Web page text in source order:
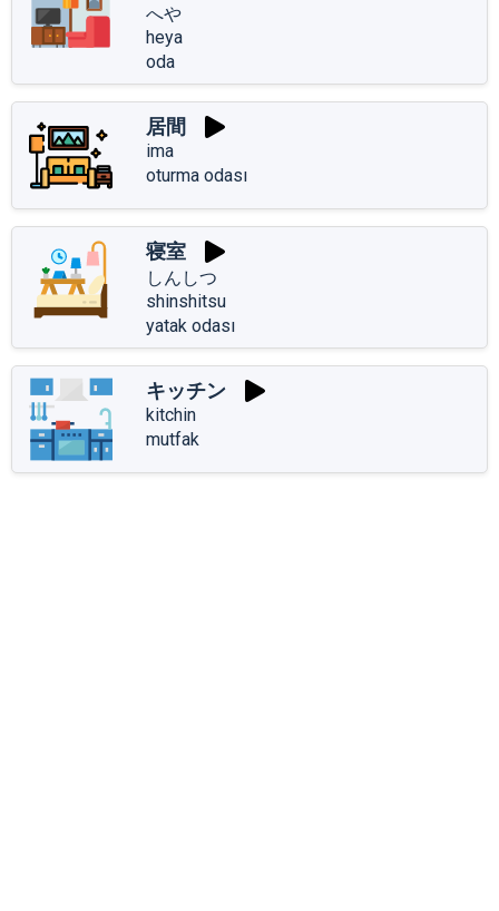
へや
heya
oda
居間
ima
oturma odası
寝室
しんしつ
shinshitsu
yatak odası
キッチン
kitchin
mutfak